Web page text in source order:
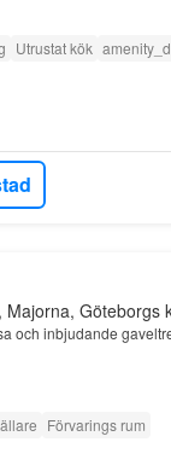
Utrustat kök
Göteborgs
och inbjudande
Förvarings rum